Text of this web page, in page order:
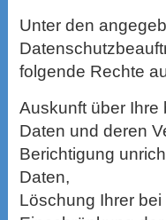
Unter den
folgende Rechte
Auskunft über Ihre
Daten und deren
Berichtigung
Daten,
Löschung Ihrer